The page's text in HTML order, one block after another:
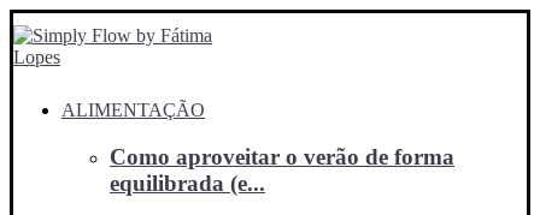
ALIMENTAÇÃO
Como aproveitar o verão de forma
equilibrada (e...